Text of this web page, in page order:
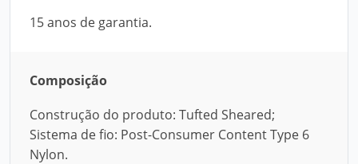
15 anos de garantia.
Composição
Construção do produto: Tufted Sheared;
Sistema de fio: Post-Consumer Content Type 6
Nylon.